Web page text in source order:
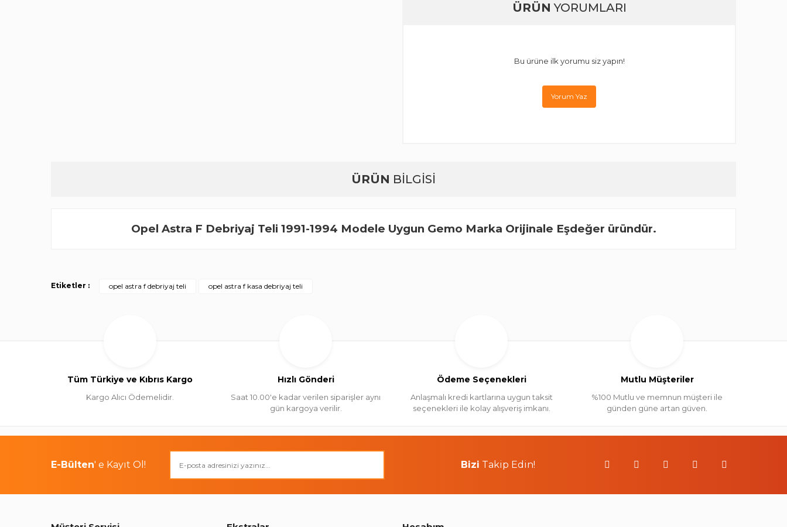
ÜRÜN YORUMLARI
Bu ürüne ilk yorumu siz yapın!
Yorum Yaz
ÜRÜN BİLGİSİ
Opel Astra F Debriyaj Teli 1991-1994 Modele Uygun Gemo Marka Orijinale Eşdeğer üründür.
Etiketler : opel astra f debriyaj teli opel astra f kasa debriyaj teli
Tüm Türkiye ve Kıbrıs Kargo
Kargo Alıcı Ödemelidir.
Hızlı Gönderi
Saat 10.00'e kadar verilen siparişler aynı
gün kargoya verilir.
Ödeme Seçenekleri
Anlaşmalı kredi kartlarına uygun taksit
seçenekleri ile kolay alışveriş imkanı.
Mutlu Müşteriler
%100 Mutlu ve memnun müşteri ile
günden güne artan güven.
E-Bülten' e Kayıt Ol! Bizi Takip Edin!